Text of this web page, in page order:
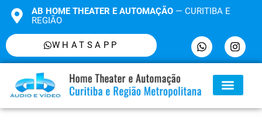
AB HOME THEATER E AUTOMAÇÃO— CURITIBA E
REGIÃO
WHATSAPP